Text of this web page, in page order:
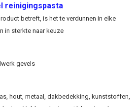
reinigingspasta
betreft, is het te verdunnen in elke
in sterkte naar keuze
gevels
hout, metaal, dakbedekking, kunststoffen,